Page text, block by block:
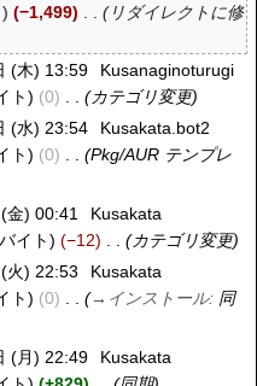
−1,499
リダイレクトに修
(木) 13:59
Kusanaginoturugi
ト 0
カテゴリ変更
(水) 23:54
Kusakata.bot2
ト 0
Pkg/AUR テンプレ
金) 00:41
Kusakata
イト −12
カテゴリ変更
火) 22:53
Kusakata
ト 0 → インストール: 同
(月) 22:49
Kusakata